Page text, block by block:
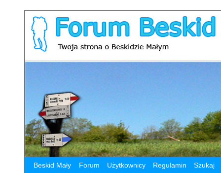
Beskid Mały Forum Użytkownicy Regulamin Szukaj